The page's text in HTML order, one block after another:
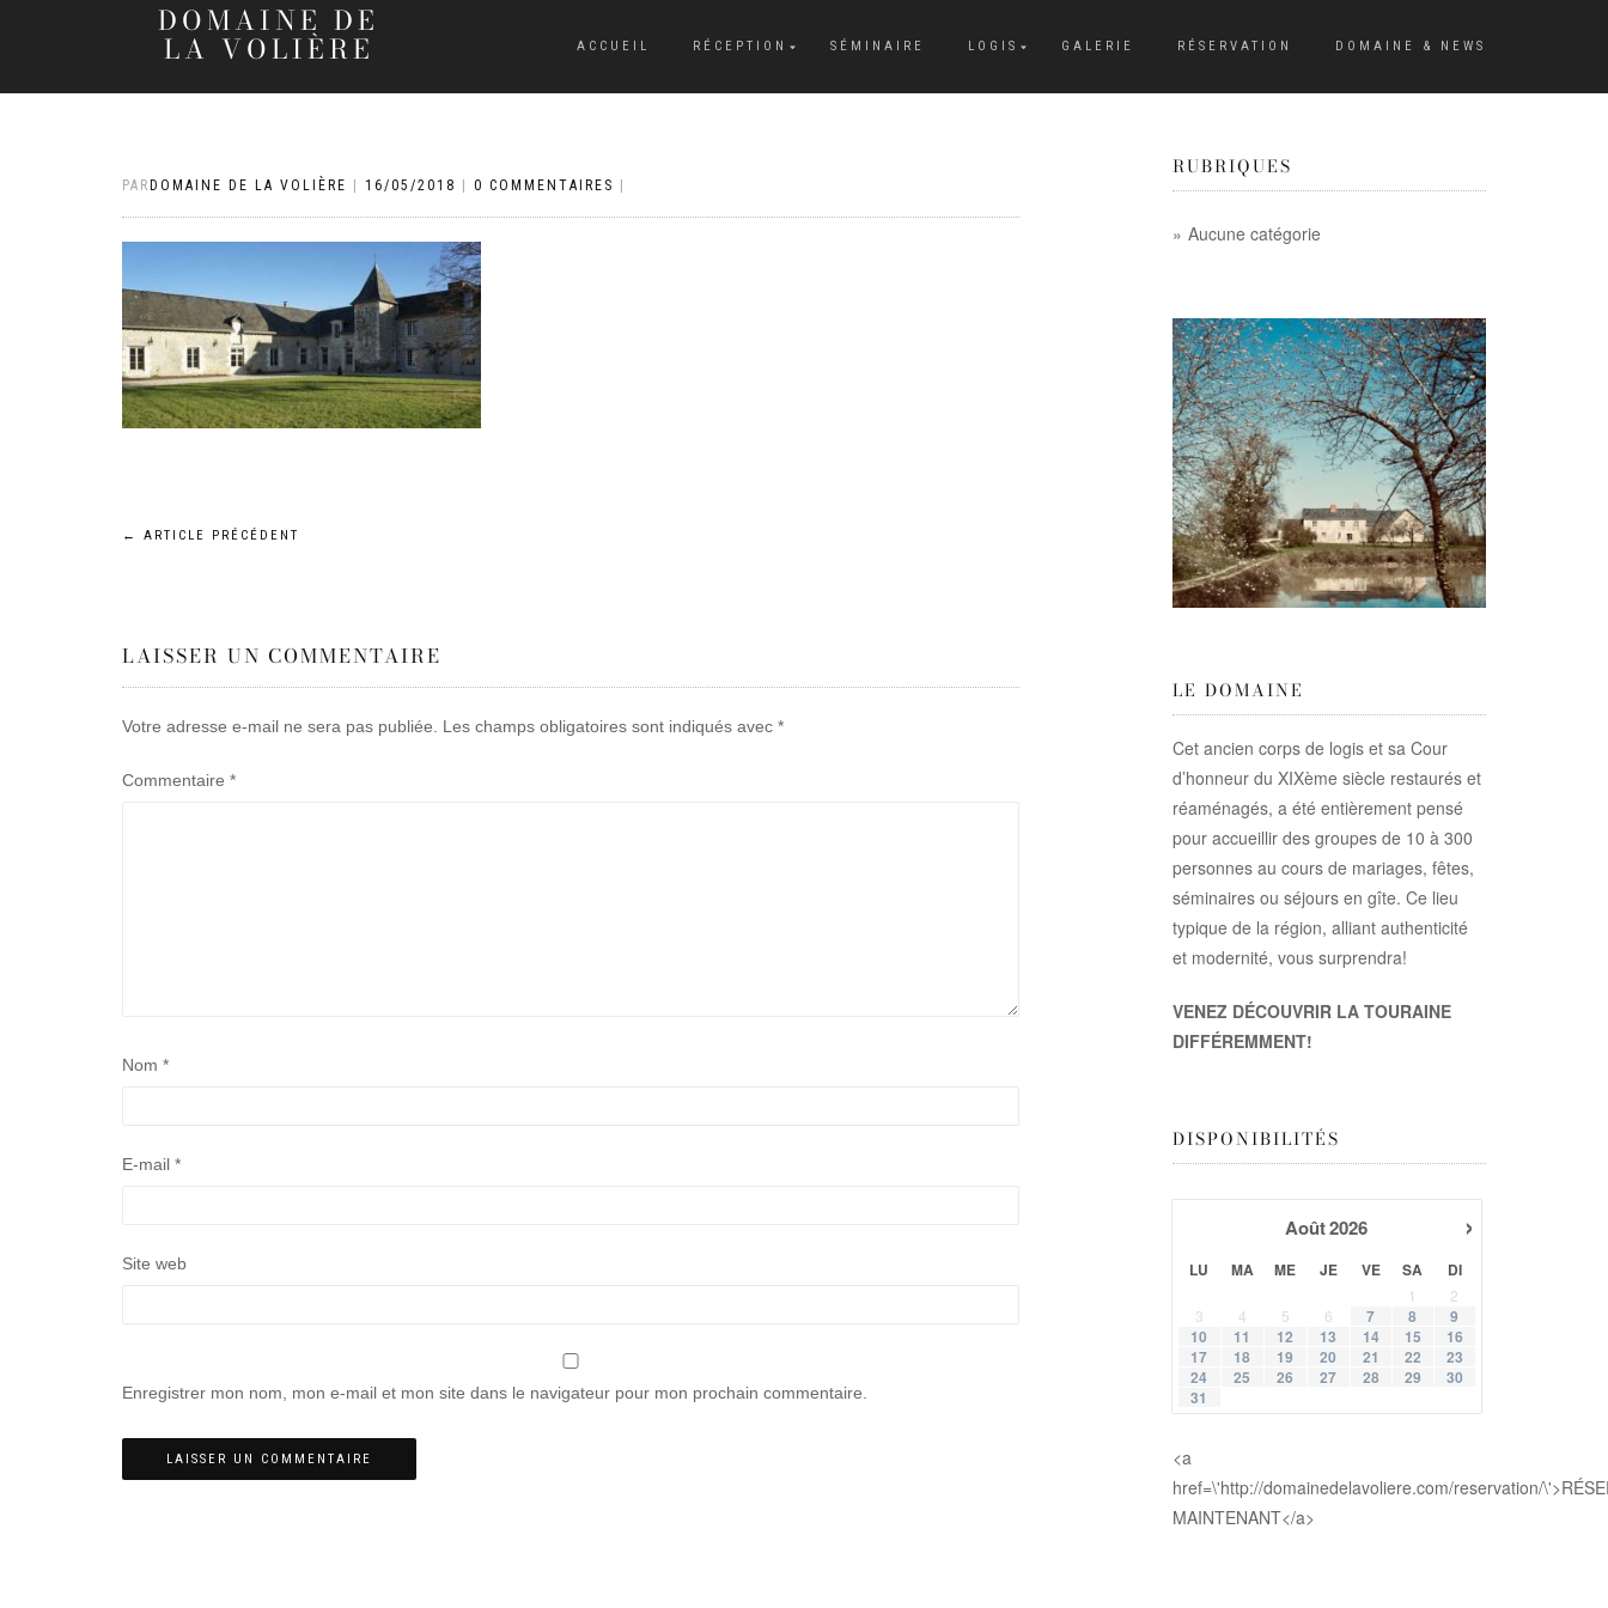
DOMAINE DE
LA VOLIÈRE ACCUEIL RÉCEPTION SÉMINAIRE LOGIS GALERIE RÉSERVATION DOMAINE & NEWS
PAR DOMAINE DE LA VOLIÈRE 16/05/2018 0 COMMENTAIRES
Navigation
l’article
← ARTICLE PRÉCÉDENT
LAISSER UN COMMENTAIRE
Votre adresse e-mail ne sera pas publiée. Les champs obligatoires sont indiqués avec *
Commentaire *
Nom *
E-mail *
Site web
Enregistrer mon nom, mon e-mail et mon site dans le navigateur pour mon prochain commentaire.
RUBRIQUES
Aucune catégorie
LE DOMAINE
Cet ancien corps de logis et sa Cour
d’honneur du XIXème siècle restaurés et
réaménagés, a été entièrement pensé
pour accueillir des groupes de 10 à 300
personnes au cours de mariages, fêtes,
séminaires ou séjours en gîte. Ce lieu
typique de la région, alliant authenticité
et modernité, vous surprendra!
VENEZ DÉCOUVRIR LA TOURAINE
DIFFÉREMMENT!
DISPONIBILITÉS
›
Août2026
LU MA ME JE VE SA DI
1
2
3
4 5 6 7 8
9
10
11 12 13 14 15
16
17
18 19 20 21 22
23
24
25 26 27 28 29
30
31
<a
href=\'http://domainedelavoliere.com/reservation/
MAINTENANT</a>